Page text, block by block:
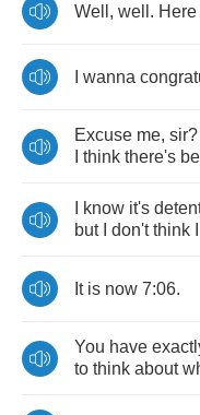
Well , well . Here
wanna
Excuse me, sir?
think there's
know it's
but
don't think
It is now 7:06.
You have
to think about